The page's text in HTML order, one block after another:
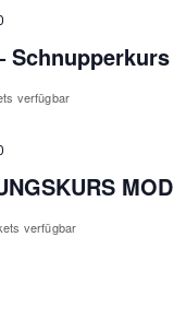
Schnupperkurs
verfügbar
verfügbar